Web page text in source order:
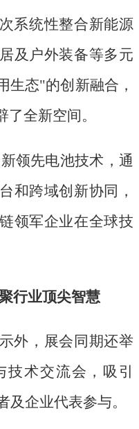
系统性整合新能源
及户外装备等多元
生态"的创新融合，
全新空间。
领先电池技术，通
和跨域创新协同，
领军企业在全球技
行业顶尖智慧
外，展会同期还举
术交流会，吸引
及企业代表参与。